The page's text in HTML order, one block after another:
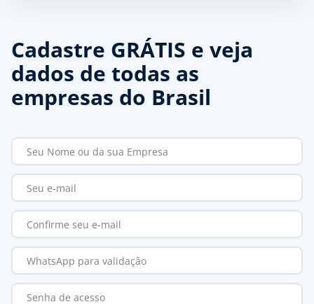
Cadastre GRÁTIS e veja
dados de todas as
empresas do Brasil